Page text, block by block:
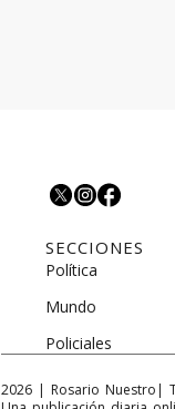
SECCIONES
Política
Mundo
Policiales
2026 | Rosario Nuestro |